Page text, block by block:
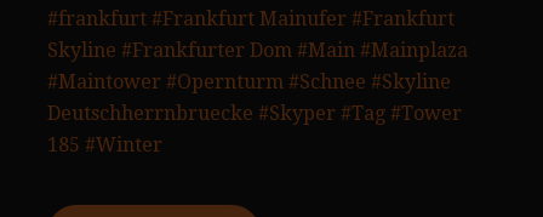
#frankfurt #Frankfurt Mainufer #Frankfurt
Skyline #Frankfurter Dom #Main #Mainplaza
#Maintower #Opernturm #Schnee #Skyline
Deutschherrnbruecke #Skyper #Tag #Tower
185 #Winter